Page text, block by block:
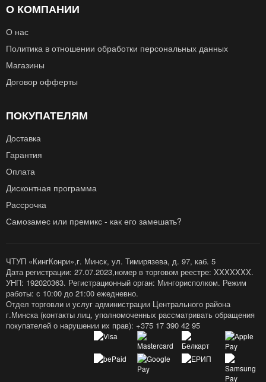
О КОМПАНИИ
О нас
Политика в отношении обработки персональных данных
Магазины
Договор офферты
ПОКУПАТЕЛЯМ
Доставка
Гарантия
Оплата
Дисконтная программа
Рассрочка
Самозамес или премикс - как его замешать?
ЧТУП «КингКонри»,г. Минск, ул. Тимирязева, д. 97, каб. 5
Дата регистрации: 27.07.2023,номер в торговом реестре: XXXXXXX.
УНП: 192020363. Регистрационный орган: Мингорисполком. Режим
работы: с 10:00 до 21:00 ежедневно.
Отдел торговли и услуг администрации Центрального района
г.Минска (контакты лиц, уполномоченных рассматривать обращения
покупателей о нарушении их прав): +375 17 390 42 95